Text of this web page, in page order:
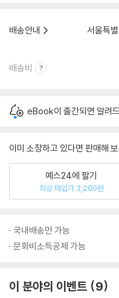
배송안내
서울특
배송비
eBook이 출간되면 알려
이미 소장하고 있다면 판매해
예스24에 팔기
최상 매입가 3,200원
국내배송만 가능
문화비소득공제 가능
이 분야의 이벤트 9